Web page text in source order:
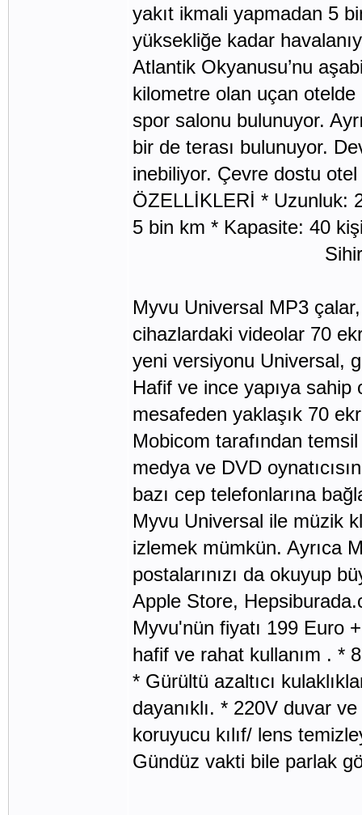
yakıt ikmali yapmadan 5
yüksekliğe kadar
Atlantik Okyanusu’nu
kilometre olan uçan
spor salonu bulunuyor.
bir de terası bulunuyor.
inebiliyor. Çevre dostu
ÖZELLİKLERİ * Uzunluk:
5 bin km * Kapasite: 40
Sihirli
Myvu Universal MP3
cihazlardaki videolar 70
yeni versiyonu Universal,
Hafif ve ince yapıya
mesafeden yaklaşık 70
Mobicom tarafından
medya ve DVD
bazı cep telefonlarına
Myvu Universal ile müzik
izlemek mümkün. Ayrıca
postalarınızı da okuyup
Apple Store,
Myvu'nün fiyatı 199 Euro
hafif ve rahat kullanım . *
* Gürültü azaltıcı
dayanıklı. * 220V duvar
koruyucu kılıf/ lens
Gündüz vakti bile parlak